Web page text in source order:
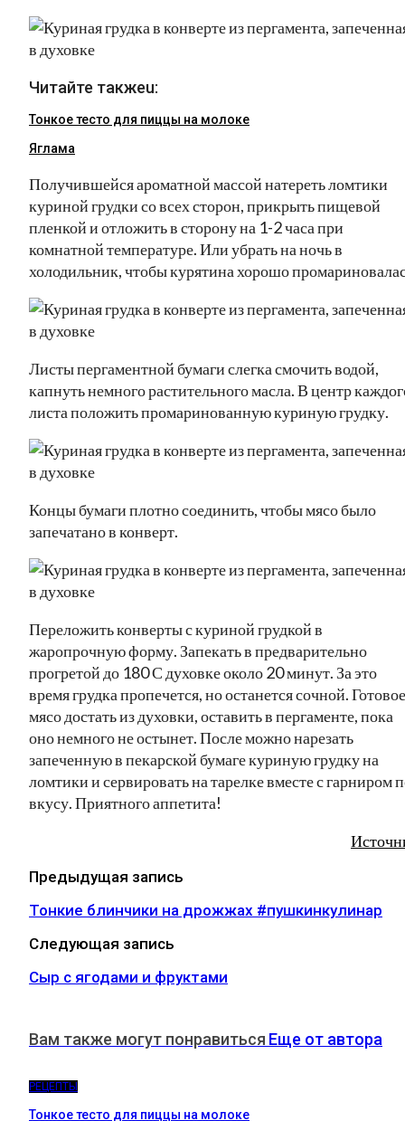
Читайте такжеu:
Тонкое тесто для пиццы на молоке
Яглама
Получившейся ароматной массой натереть ломтики
куриной грудки со всех сторон, прикрыть пищевой
пленкой и отложить в сторону на 1-2 часа при
комнатной температуре. Или убрать на ночь в
холодильник, чтобы курятина хорошо
Листы пергаментной бумаги слегка смочить водой,
капнуть немного растительного масла. В центр
листа положить промаринованную куриную грудку.
Концы бумаги плотно соединить, чтобы мясо было
запечатано в конверт.
Переложить конверты с куриной грудкой в
жаропрочную форму. Запекать в предварительно
прогретой до 180 С духовке около 20 минут. За это
время грудка пропечется, но останется сочной. Готовое
мясо достать из духовки, оставить в пергаменте, пока
оно немного не остынет. После можно нарезать
запеченную в пекарской бумаге куриную грудку на
ломтики и сервировать на тарелке вместе с гарниром
вкусу. Приятного аппетита!
Предыдущая запись
Тонкие блинчики на дрожжах #пушкинкулинар
Следующая запись
Сыр с ягодами и фруктами
Вам также могут понравиться Еще от автора
РЕЦЕПТЫ
Тонкое тесто для пиццы на молоке